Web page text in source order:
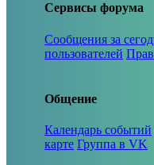
Сервисы форума
Сообщения за
пользователей
Общение
Календарь событий
карте Группа в VK